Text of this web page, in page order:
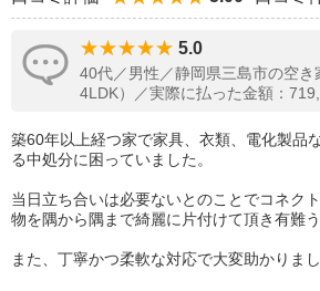
5.0
40代／男性／静岡県三島市の空き
4LDK）／実際に払った金額：
築60年以上経つ家で家具、衣類、電化製品
る中処分に困っていました。
当日立ち合いは必要ないとのことでコネク
物を隅から隅まで綺麗に片付けて頂き有難う
また、丁寧かつ柔軟な対応で大変助かりまし